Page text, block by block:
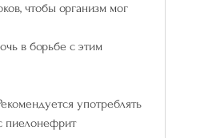
чтобы организм мог
в борьбе с этим
употреблять
пиелонефрит